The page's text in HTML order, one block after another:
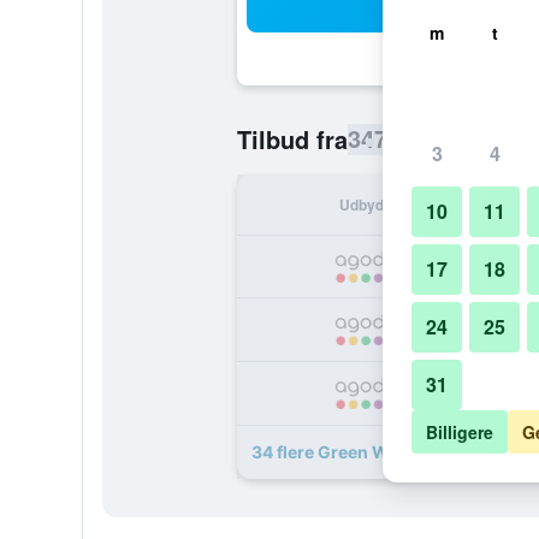
Tilbud fra347 kr. Billigste pris
Udbyder I
34 flere Green World Taipei
m t
3 4
10 11
17 18
24 25
31
Billigere